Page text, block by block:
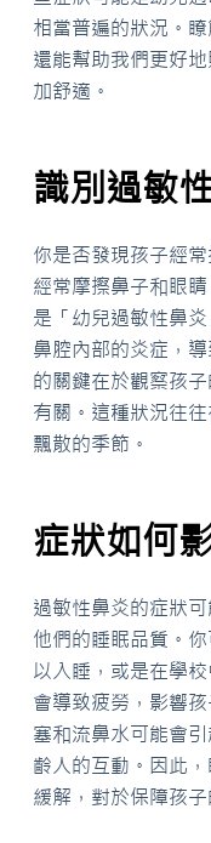
相當普遍的狀況。
還能幫助我們更好
加舒適。
識別過敏
你是否發現孩子經
經常摩擦鼻子和眼
是「幼兒過敏性鼻
鼻腔內部的炎症，
的關鍵在於觀察孩
有關。這種狀況往
飄散的季節。
症狀如何
過敏性鼻炎的症狀
他們的睡眠品質。
以入睡，或是在學
會導致疲勞，影響
塞和流鼻水可能會
齡人的互動。因此
緩解，對於保障孩